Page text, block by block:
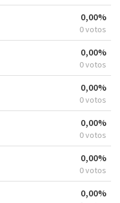
0,00%
0 votos
0,00%
0 votos
0,00%
0 votos
0,00%
0 votos
0,00%
0 votos
0,00%